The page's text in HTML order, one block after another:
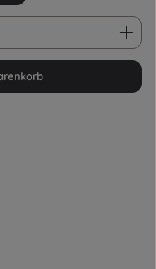
gewünschten Wert ein